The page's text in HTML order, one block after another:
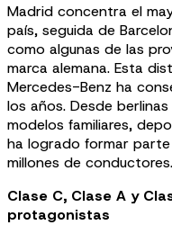
Madrid concentra el
país, seguida de
como algunas de las
marca alemana. Esta
Mercedes-Benz ha
los años. Desde
modelos familiares,
ha logrado formar
millones de conductores.
Clase C, Clase A y
protagonistas